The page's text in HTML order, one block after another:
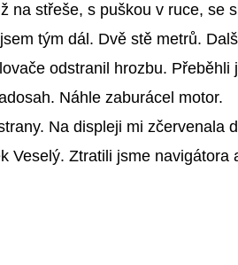
na střeše, s puškou v ruce, se
tým dál. Dvě stě metrů.
odstranil hrozbu. Přeběhli
Náhle zaburácel motor.
Na displeji mi zčervenala
Veselý. Ztratili jsme navigátora